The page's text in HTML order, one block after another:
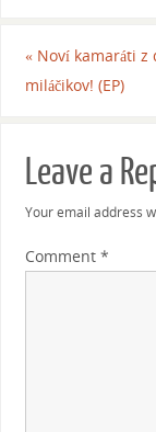
«Noví kamaráti z
miláčikov! (EP)
Leave a
Your email address
Comment *